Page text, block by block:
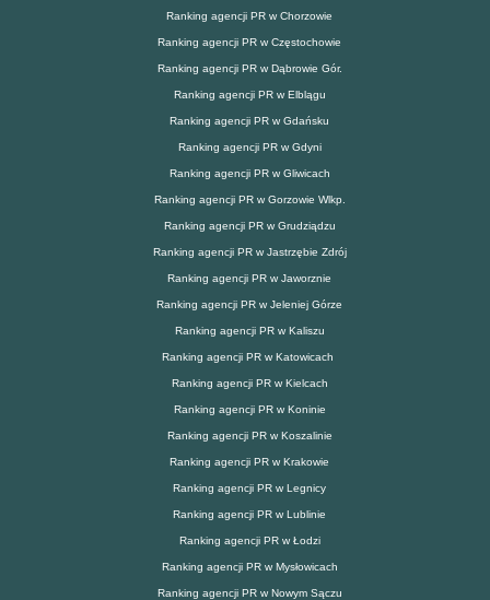
Ranking agencji PR w Chorzowie
Ranking agencji PR w Częstochowie
Ranking agencji PR w Dąbrowie Gór.
Ranking agencji PR w Elblągu
Ranking agencji PR w Gdańsku
Ranking agencji PR w Gdyni
Ranking agencji PR w Gliwicach
Ranking agencji PR w Gorzowie Wlkp.
Ranking agencji PR w Grudziądzu
Ranking agencji PR w Jastrzębie Zdrój
Ranking agencji PR w Jaworznie
Ranking agencji PR w Jeleniej Górze
Ranking agencji PR w Kaliszu
Ranking agencji PR w Katowicach
Ranking agencji PR w Kielcach
Ranking agencji PR w Koninie
Ranking agencji PR w Koszalinie
Ranking agencji PR w Krakowie
Ranking agencji PR w Legnicy
Ranking agencji PR w Lublinie
Ranking agencji PR w Łodzi
Ranking agencji PR w Mysłowicach
Ranking agencji PR w Nowym Sączu